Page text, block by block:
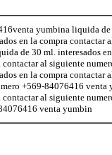
yumbina liquida
en la compra
de 30 ml. interesados
contactar al siguiente
en la compra
+569-84076416
contactar al siguiente
venta yumbin